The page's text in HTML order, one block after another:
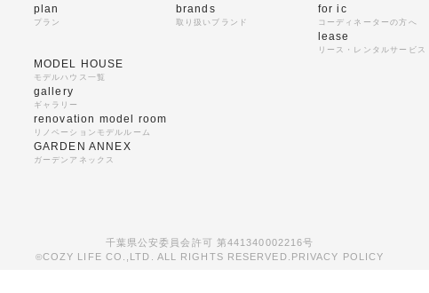
plan
プラン
brands
取り扱いブランド
for ic
コーディネーターの方へ
lease
リース・レンタルサービス
MODEL HOUSE
モデルハウス一覧
gallery
ギャラリー
renovation model room
リノベーションモデルルーム
GARDEN ANNEX
ガーデンアネックス
千葉県公安委員会許可 第441340002216号
©COZY LIFE CO.,LTD. ALL RIGHTS RESERVED. PRIVACY POLICY